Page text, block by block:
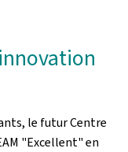
le futur Centre
"Excellent" en